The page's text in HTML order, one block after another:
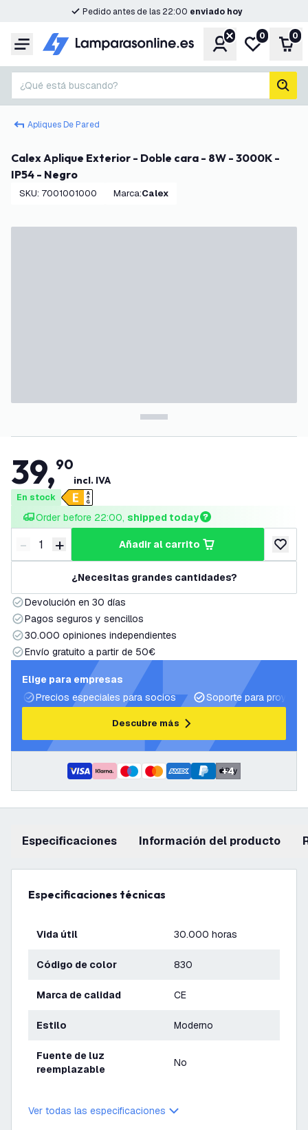
Pedido antes de las 22:00 enviado hoy
Menú CuentaMi lista de
0 0
¿Qué está buscando?
Apliques De Pared
Calex Aplique Exterior - Doble cara - 8W - 3000K -
IP54 - Negro
SKU: 7001001000 Marca: Calex
39,90
incl. IVA
En stock
Order before 22:00, shipped today
Disminuir cantidad
- Aumentar cantidad
+ añadir al carrito
añadir
¿Necesitas grandes cantidades?
Devolución en 30 días
Pagos seguros y sencillos
30.000 opiniones independientes
Envío gratuito a partir de 50€
Elige para empresas
Precios especiales para socios
Soporte para
Descubre más
+4
Especificaciones información del producto
Especificaciones técnicas
Vida útil 30.000 horas
Código de color 830
Marca de calidad CE
Estilo Moderno
Fuente de luz
reemplazable
No
Ver todas las especificaciones